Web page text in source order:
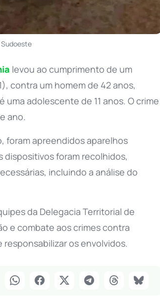
levou ao cumprimento de um
contra um homem de 42 anos,
adolescente de 11 anos. O crime
ano.
foram apreendidos aparelhos
dispositivos foram recolhidos,
incluindo a análise do
da Delegacia Territorial de
e combate aos crimes contra
os envolvidos.